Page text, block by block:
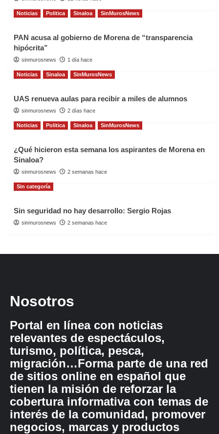
Noticias Politica Sinaloa SinMurosNews
PAN acusa al gobierno de Morena de “transparencia
hipócrita”
sinmurosnews 1 día hace
Noticias Sinaloa SinMurosNews
UAS renueva aulas para recibir a miles de alumnos
sinmurosnews 2 días hace
Noticias Politica Sinaloa SinMurosNews
¿Qué hicieron esta semana los aspirantes de Morena en
Sinaloa?
sinmurosnews 2 semanas hace
Sin categoría
Sin seguridad no hay desarrollo: Sergio Rojas
sinmurosnews 2 semanas hace
Nosotros
Portal en línea con noticias
relevantes de espectáculos,
turismo, política, pesca,
migración…Forma parte de una red
de sitios online en español que
tienen la misión de reforzar la
cobertura informativa con temas de
interés de la comunidad, promover
negocios, marcas y productos